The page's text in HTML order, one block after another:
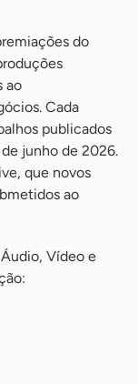
do
ao
Cada
publicados
junho de 2026.
que novos
ao
Vídeo e